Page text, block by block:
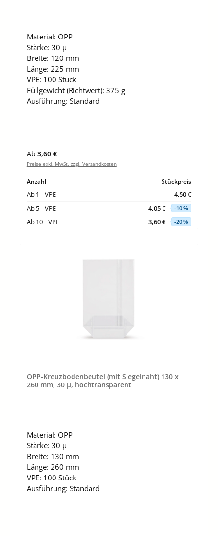
Material: OPP
Stärke: 30 µ
Breite: 120 mm
Länge: 225 mm
VPE: 100 Stück
Füllgewicht (Richtwert): 375 g
Ausführung: Standard
Regulärer Preis:
Ab 3,60 €
Preise exkl. MwSt. zzgl. Versandkosten
Anzahl Stückpreis
Ab 1 VPE
4,50 €
Ab 5 VPE 4,05 € -10 %
Ab 10 VPE 3,60 € -20 %
OPP-Kreuzbodenbeutel (mit Siegelnaht) 130 x
260 mm, 30 µ, hochtransparent
Material: OPP
Stärke: 30 µ
Breite: 130 mm
Länge: 260 mm
VPE: 100 Stück
Ausführung: Standard